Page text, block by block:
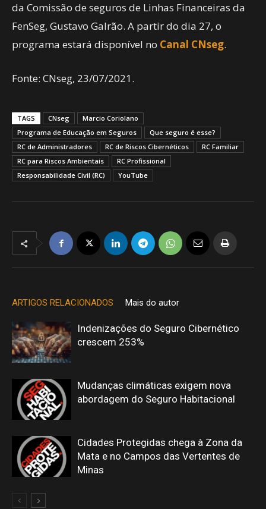
da Comissão de seguros de Linhas Financeiras da
FenSeg, Gustavo Galrão. A partir do dia 27, o
programa estará disponível no Canal CNseg.
Fonte: CNseg, 23/07/2021.
TAGS CNseg
Marcio Coriolano
Programa de Educação em Seguros
Que seguro é esse?
RC de Administradores
RC de Riscos Cibernéticos
RC Familiar
RC para Riscos Ambientais
RC Profissional
Responsabilidade Civil (RC)
YouTube
ARTIGOS RELACIONADOS Mais do autor
Indenizações do Seguro Cibernético
crescem 253%
Mudanças climáticas exigem nova
abordagem do Seguro Habitacional
Cidades Protegidas chega à Zona da
Mata e no Campos das Vertentes de
Minas